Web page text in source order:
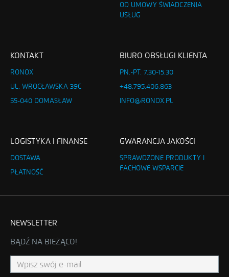
OD UMOWY ŚWIADCZENIA
USŁUG
KONTAKT
RONOX
UL. WROCŁAWSKA 39C
55-040 DOMASŁAW
BIURO OBSŁUGI KLIENTA
PN.-PT. 7.30-15.30
+48.795.406.863
INFO@RONOX.PL
LOGISTYKA I FINANSE
DOSTAWA
PŁATNOŚĆ
GWARANCJA JAKOŚCI
SPRAWDZONE PRODUKTY I
FACHOWE WSPARCIE
NEWSLETTER
BĄDŹ NA BIEŻĄCO!